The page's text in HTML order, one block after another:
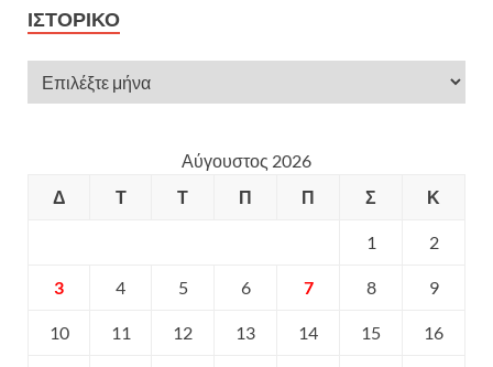
ΙΣΤΟΡΙΚΌ
Αύγουστος 2026
Δ
Τ Τ Π Π Σ Κ
1 2
3 4 5 6 7 8 9
10 11 12 13 14 15 16